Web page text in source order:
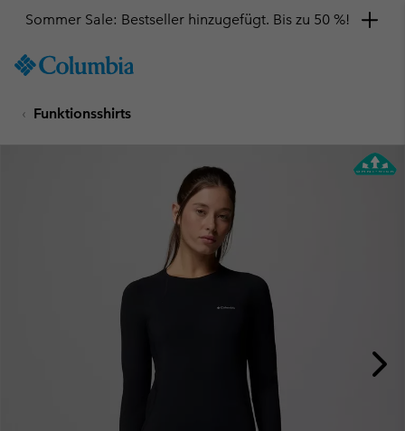
TO
SKIP
Sommer Sale: Bestseller hinzugefügt. Bis zu 50 %!
Funktionsshirts